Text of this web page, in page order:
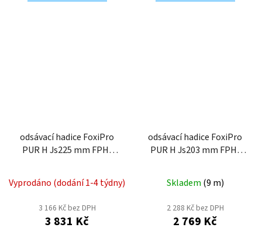
odsávací hadice FoxiPro
PUR H Js225 mm FPH-
Vyprodáno (dodání 1-4 týdny)
3 166 Kč bez DPH
3 831 Kč
odsávací hadice FoxiPro
PUR H Js203 mm FPH-
Skladem (9 m)
2 288 Kč bez DPH
2 769 Kč